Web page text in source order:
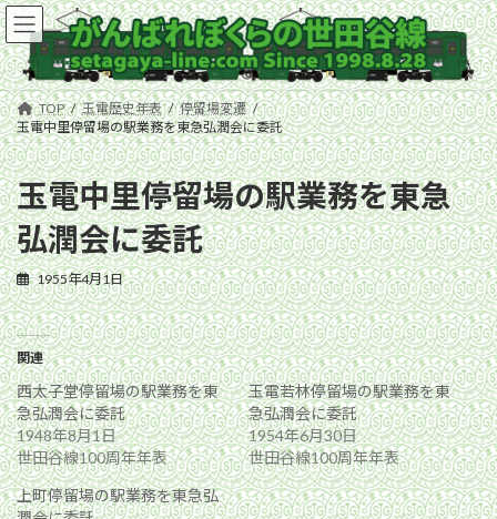
コ
ン
テ
ン
ツ
へ
ス
キ
ッ
プ
ナ
ビ
ゲ
ー
シ
ョ
ン
に
移
動
TOP 玉電歴史年表
停留場変遷
玉電中里停留場の駅業務を東急弘潤会に委託
玉電中里停留場の駅業務を東急
弘潤会に委託
1955年4月1日
関連
西太子堂停留場の駅業務を東
急弘潤会に委託
1948年8月1日
世田谷線100周年年表
玉電若林停留場の駅業務を東
急弘潤会に委託
1954年6月30日
世田谷線100周年年表
上町停留場の駅業務を東急弘